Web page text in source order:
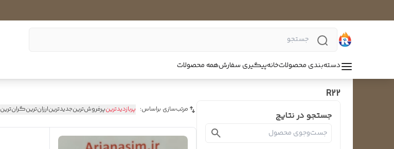
دسته‌بندی محصولاتخانهپیگیری سفارشهمه محصولات
R22
جستجو در نتایج
مرتب‌سازی براساس: پربازدیدترینپرفروش‌ترینجدیدترینارزان‌ترینگران‌ترین